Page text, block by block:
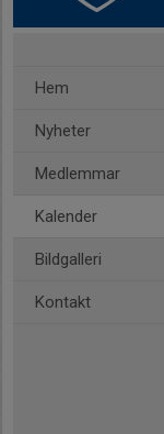
Hem
Nyheter
Medlemmar
Kalender
Bildgalleri
Kontakt